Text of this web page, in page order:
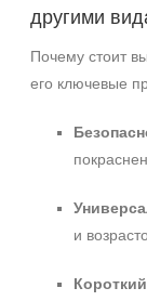
другими
Почему стоит
его ключевые
и